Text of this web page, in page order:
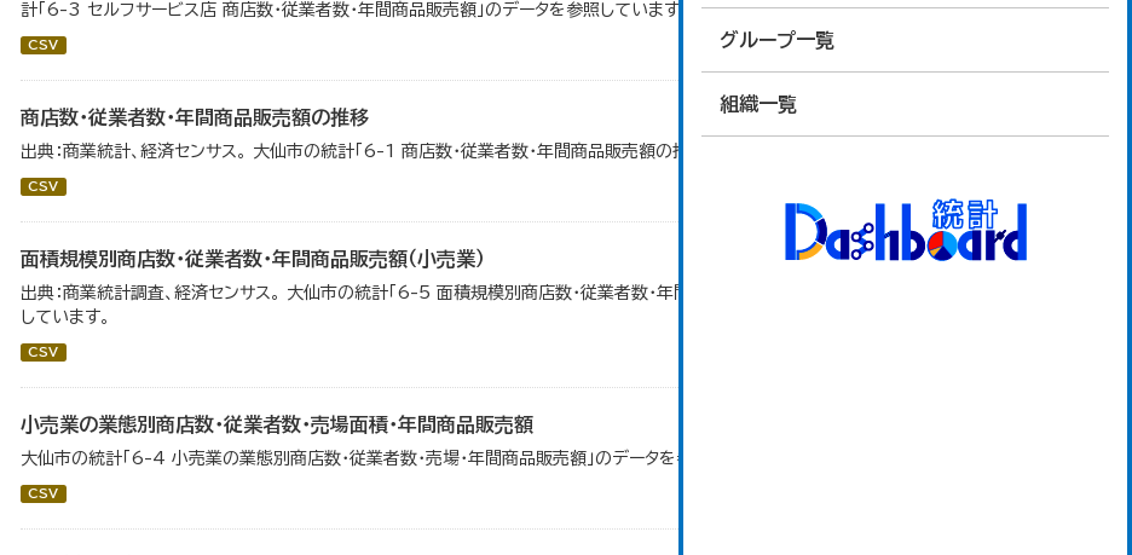
グループ一覧
組織一覧
計「6-3 セルフサービス店 商店数・従業者数・年間商品販売額」のデータを参照しています。
CSV
商店数・従業者数・年間商品販売額の推移
出典：商業統計、経済センサス。 大仙市の統計「6-1 商店数・従業者数・年間商品販売額の推移」のデータを参照しています。
CSV
面積規模別商店数・従業者数・年間商品販売額（小売業）
出典：商業統計調査、経済センサス。 大仙市の統計「6-5 面積規模別商店数・従業者数・年間商品販売額（小売業）」のデータを参照
しています。
CSV
小売業の業態別商店数・従業者数・売場面積・年間商品販売額
大仙市の統計「6-4 小売業の業態別商店数・従業者数・売場・年間商品販売額」のデータを参照しています。
CSV